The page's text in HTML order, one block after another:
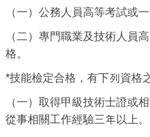
（一）公務人員高等考試或
（二）專門職業及技術人員
格。
*技能檢定合格，有下列資格
（一）取得甲級技術士證或
從事相關工作經驗三年以上。